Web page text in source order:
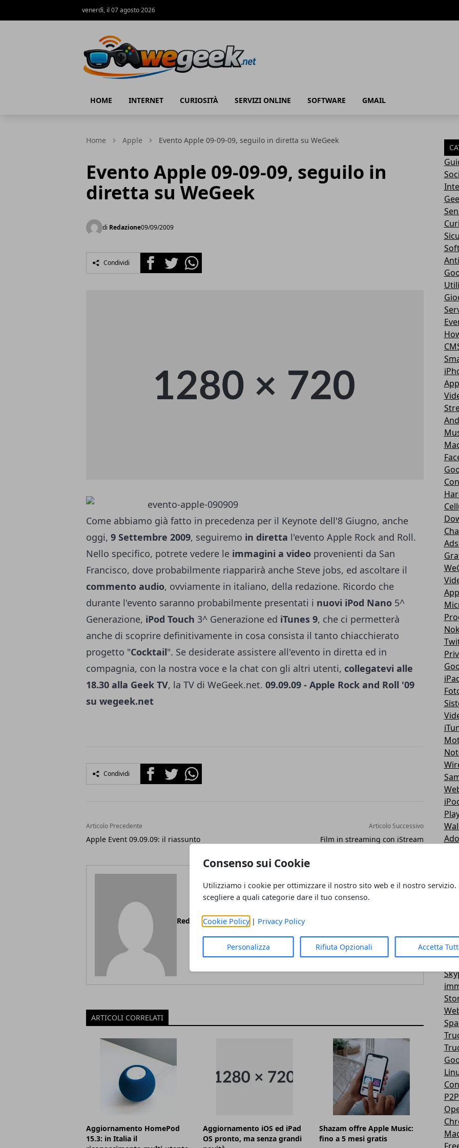
Consenso sui Cookie
Utilizziamo i cookie per ottimizzare il nostro sito web e il nostro servizio.
scegliere a quali categorie dare il tuo consenso.
Cookie Policy| Privacy Policy
Personalizza Rifiuta Opzionali Accetta
venerdì, il 07 agosto 2026
HOME INTERNET CURIOSITÀ SERVIZI ONLINE SOFTWARE GMAIL
Home Apple Evento Apple 09-09-09, seguilo in diretta su WeGeek
Evento Apple 09-09-09, seguilo in
diretta su WeGeek
di Redazione09/09/2009
Condividi FacebookTwitterWhatsapp
Come abbiamo già fatto in precedenza per il Keynote dell'8 Giugno, anche
oggi, 9 Settembre 2009, seguiremo in diretta l'evento Apple Rock and Roll.
Nello specifico, potrete vedere le immagini a video provenienti da San
Francisco, dove probabilmente riapparirà anche Steve jobs, ed ascoltare il
commento audio, ovviamente in italiano, della redazione. Ricordo che
durante l'evento saranno probabilmente presentati i nuovi iPod Nano 5^
Generazione, iPod Touch 3^ Generazione ed iTunes 9, che ci permetterà
anche di scoprire definitivamente in cosa consista il tanto chiacchierato
progetto "Cocktail". Se desiderate assistere all'evento in diretta ed in
compagnia, con la nostra voce e la chat con gli altri utenti, collegatevi alle
18.30 alla Geek TV, la TV di WeGeek.net. 09.09.09 - Apple Rock and Roll '09
su wegeek.net
Condividi FacebookTwitterWhatsapp
Articolo Precedente
Apple Event 09.09.09: il riassunto
Articolo Successivo
Film in streaming con iStream
Redazione
ARTICOLI CORRELATI
Aggiornamento HomePod
15.3: in Italia il
Aggiornamento iOS ed iPad
OS pronto, ma senza grandi
Shazam offre Apple Music:
fino a 5 mesi gratis
3D
P2P